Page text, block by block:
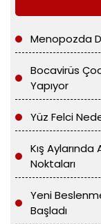
Menopozda
Bocavirüs
Yapıyor
Yüz Felci
Kış
Noktaları
Yeni
Başladı